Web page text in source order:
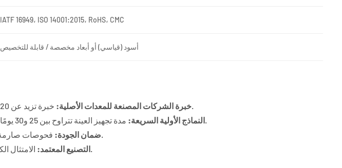
IATF 16949، ISO 14001:2015، RoHS، CMC
أسود (قياسي) أو أبعاد مخصصة / قابلة للتخصيص
خبرة الشركات المصنعة للمعدات الأصلية:خبرة تزيد عن 20 عامًا في مجال مكونات المطاط للسيارات.
النماذج الأولية السريعة:مدة تجهيز العينة تتراوح بين 25 و30 يومًا فقط بناءً على رسوماتك ثنائية/ثلاثية الأبعاد.
ضمان الجودة:فحوصات صارمة للعينات قبل الإنتاج ومراقبة الإنتاج الضخم.
التصنيع المعتمد:الامتثال الكامل للمعايير العالمية في صناعة السيارات.